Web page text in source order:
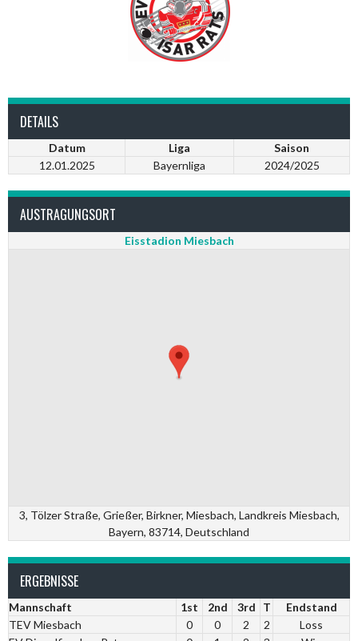
DETAILS
Datum Liga
Saison
12.01.2025
Bayernliga 2024/2025
AUSTRAGUNGSORT
Eisstadion Miesbach
3, Tölzer Straße, Grießer, Birkner, Miesbach, Landkreis Miesbach,
Bayern, 83714, Deutschland
ERGEBNISSE
Mannschaft 1st 2nd 3rd T
Endstand
TEV Miesbach
0 0 2 2
Loss